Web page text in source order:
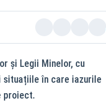
și Legii Minelor, cu
situațiile în care iazurile
proiect.